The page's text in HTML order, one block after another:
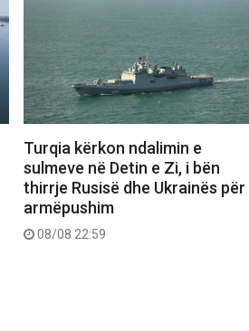
Turqia kërkon ndalimin e
sulmeve në Detin e Zi, i bën
thirrje Rusisë dhe Ukrainës për
armëpushim
08/08 22:59